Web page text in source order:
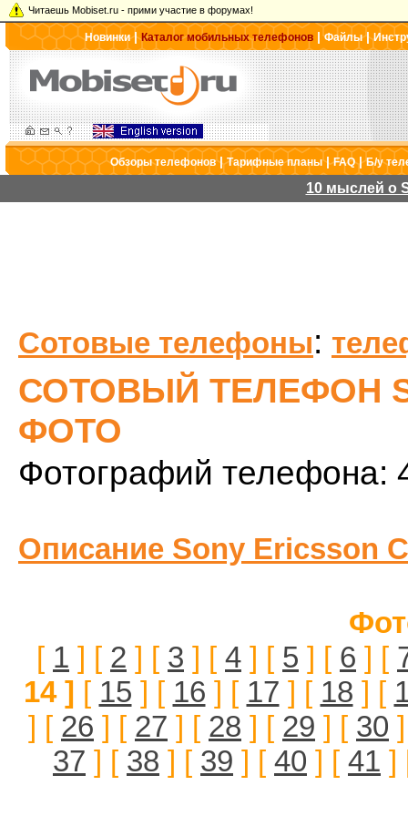
Читаешь Mobiset.ru - прими участие в форумах!
Новинки|Каталог мобильных телефонов |Файлы|
Обзоры телефонов|Тарифные планы|FAQ|Б/у
10 мыслей о
Сотовые телефоны:
СОТОВЫЙ ТЕЛЕФОН
ФОТО
Фотографий телефона:
Описание Sony Ericsson
[ 1 ] [ 2 ] [ 3 ] [ 4 ] [ 5 ] [ 6 ] [
14 ] [ 15 ] [ 16 ] [ 17 ] [ 18 ] [
] [ 26 ] [ 27 ] [ 28 ] [ 29 ] [ 30
37 ] [ 38 ] [ 39 ] [ 40 ] [ 41 ]